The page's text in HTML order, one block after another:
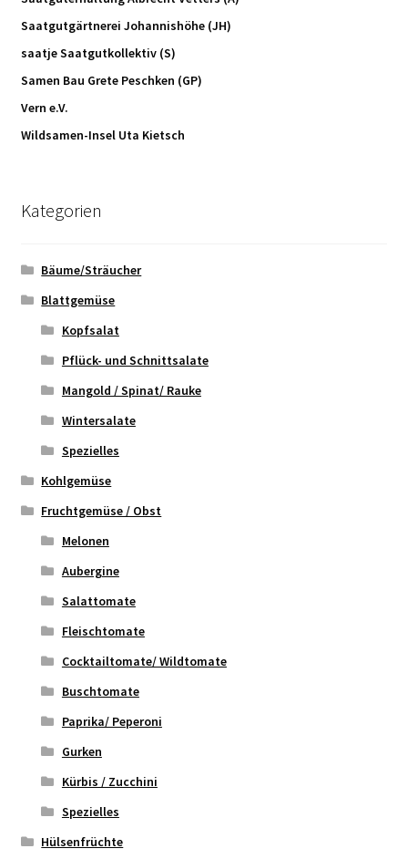
Saatgutgärtnerei Johannishöhe (JH)
saatje Saatgutkollektiv (S)
Samen Bau Grete Peschken (GP)
Vern e.V.
Wildsamen-Insel Uta Kietsch
Kategorien
Bäume/Sträucher
Blattgemüse
Kopfsalat
Pflück- und Schnittsalate
Mangold / Spinat/ Rauke
Wintersalate
Spezielles
Kohlgemüse
Fruchtgemüse / Obst
Melonen
Aubergine
Salattomate
Fleischtomate
Cocktailtomate/ Wildtomate
Buschtomate
Paprika/ Peperoni
Gurken
Kürbis / Zucchini
Spezielles
Hülsenfrüchte